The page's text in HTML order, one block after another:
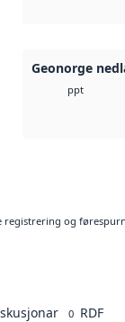
Geonorge
ppt
og
0 RDF